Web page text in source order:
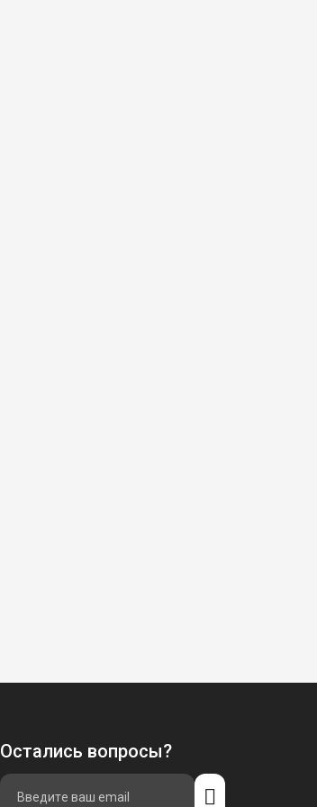
Остались вопросы?